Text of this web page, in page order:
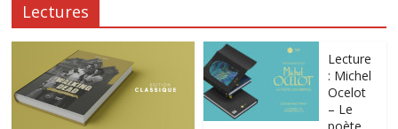
Lectures
Lecture
: Michel
Ocelot
– Le